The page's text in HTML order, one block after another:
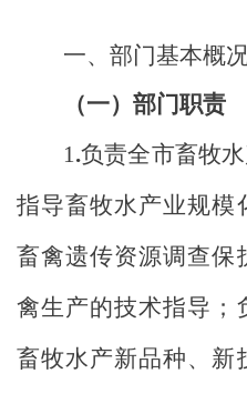
一、部门基本概
（一）部门职责
1 .负责全市畜牧
指导畜牧水产业规模
畜禽遗传资源调查保
禽生产的技术指导；
畜牧水产新品种、新